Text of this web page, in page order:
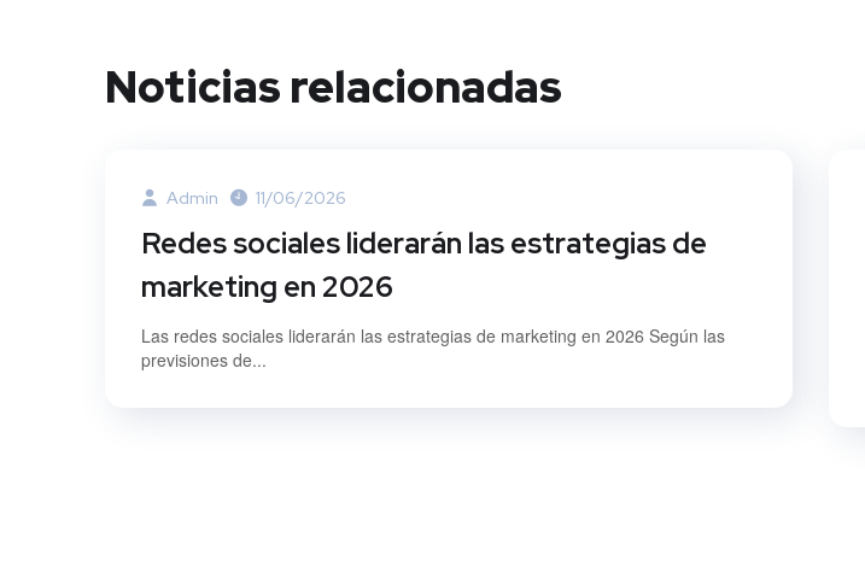
Noticias relacionadas
Admin 11/06/2026
Redes sociales liderarán las estrategias de
marketing en 2026
Las redes sociales liderarán las estrategias de marketing en 2026 Según las
previsiones de...